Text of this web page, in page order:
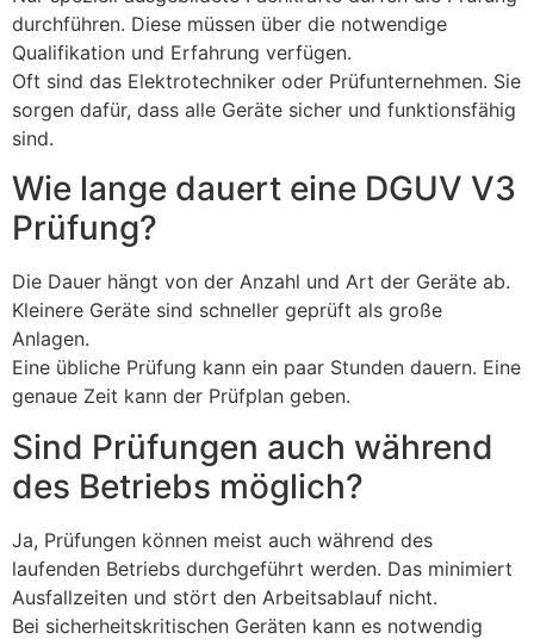
durchführen. Diese müssen über die notwendige
Qualifikation und Erfahrung verfügen.
Oft sind das Elektrotechniker oder Prüfunternehmen. Sie
sorgen dafür, dass alle Geräte sicher und funktionsfähig
sind.
Wie lange dauert eine DGUV V3
Prüfung?
Die Dauer hängt von der Anzahl und Art der Geräte ab.
Kleinere Geräte sind schneller geprüft als große
Anlagen.
Eine übliche Prüfung kann ein paar Stunden dauern. Eine
genaue Zeit kann der Prüfplan geben.
Sind Prüfungen auch während
des Betriebs möglich?
Ja, Prüfungen können meist auch während des
laufenden Betriebs durchgeführt werden. Das minimiert
Ausfallzeiten und stört den Arbeitsablauf nicht.
Bei sicherheitskritischen Geräten kann es notwendig